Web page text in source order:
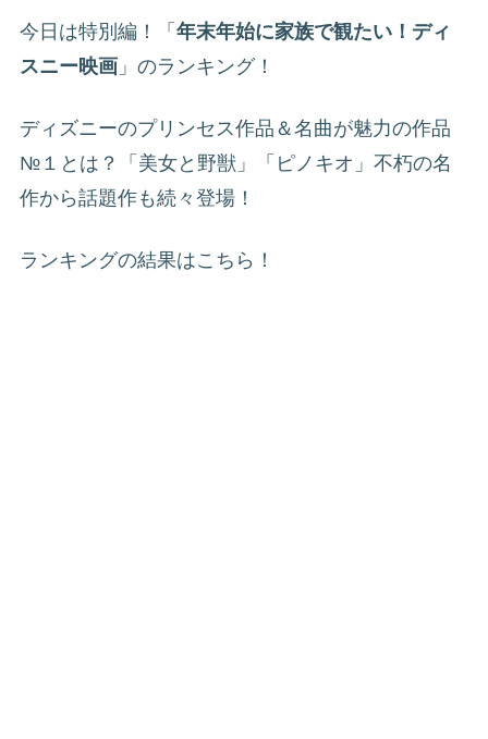
今日は特別編！「 年末年始に家族で観たい！ディ
スニー映画 」のランキング！
ディズニーのプリンセス作品＆名曲が魅力の作品
№１とは？「美女と野獣」「ピノキオ」不朽の名
作から話題作も続々登場！
ランキングの結果はこちら！